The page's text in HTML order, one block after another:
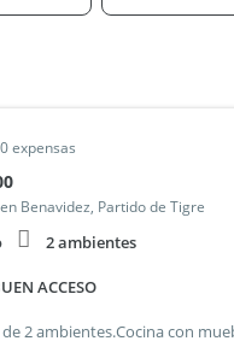
expensas
Benavidez, Partido de Tigre
2 ambientes
ACCESO